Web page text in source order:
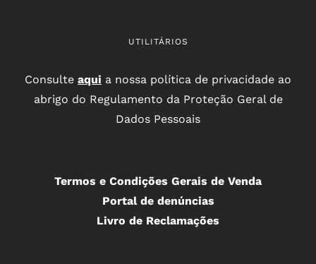
UTILITÁRIOS
Consulte aqui a nossa política de privacidade ao
abrigo do Regulamento da Proteção Geral de
Dados Pessoais
Termos e Condições Gerais de Venda
Portal de denúncias
Livro de Reclamações